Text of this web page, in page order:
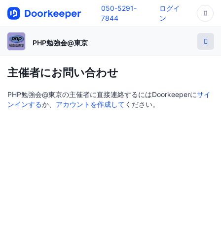
050-5291-
7844
ログイ
ン
PHP勉強会@東京
主催者にお問い合わせ
PHP勉強会@東京の主催者に直接連絡するにはDoorkeeperにサイ
ンインするか、 アカウントを作成して ください。